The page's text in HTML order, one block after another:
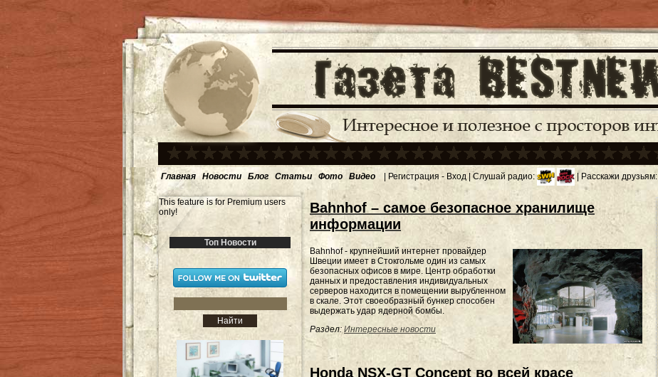
Главная Новости Блог Статьи Фото Видео | Регистрация - Вход | Слушай радио: | Расскажи друзьям:
This feature is for Premium users
only!
Топ Новости
Bahnhof – самое безопасное хранилище
информации
Bahnhof - крупнейший интернет провайдер
Швеции имеет в Стокгольме один из самых
безопасных офисов в мире. Центр обработки
данных и предоставления индивидуальных
серверов находится в помещении вырубленном
в скале. Этот своеобразный бункер способен
выдержать удар ядерной бомбы.
Раздел: Интересные новости
Honda NSX-GT Concept во всей красе